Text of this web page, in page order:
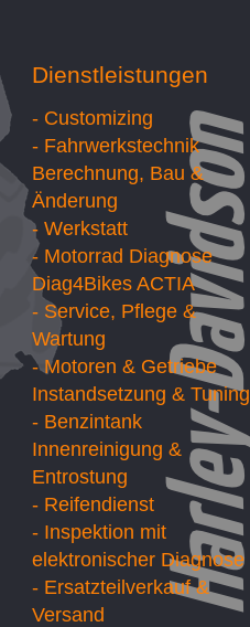
Dienstleistungen
- Customizing
- Fahrwerkstechnik
Berechnung, Bau &
Änderung
- Werkstatt
- Motorrad Diagnose
Diag4Bikes ACTIA
- Service, Pflege &
Wartung
- Motoren & Getriebe
Instandsetzung & Tuning
- Benzintank
Innenreinigung &
Entrostung
- Reifendienst
- Inspektion mit
elektronischer Diagnose
- Ersatzteilverkauf &
Versand